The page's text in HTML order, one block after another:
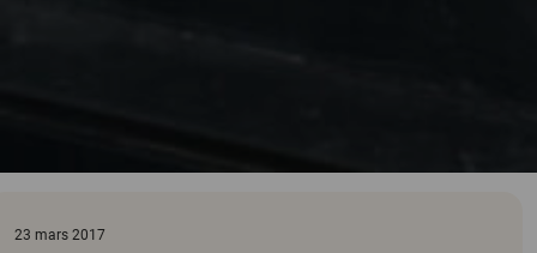
23 mars 2017